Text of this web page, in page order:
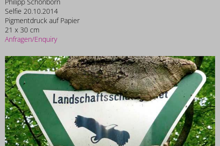
Selfie 20.10.2014
Pigmentdruck auf Papier
21 x 30 cm
Anfragen/Enquiry